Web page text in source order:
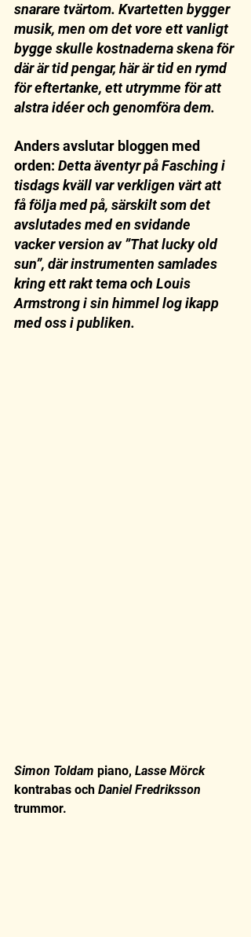
snarare tvärtom. Kvartetten bygger
musik, men om det vore ett vanligt
bygge skulle kostnaderna skena för
där är tid pengar, här är tid en rymd
för eftertanke, ett utrymme för att
alstra idéer och genomföra dem.
Anders avslutar bloggen med
orden: Detta äventyr på Fasching i
tisdags kväll var verkligen värt att
få följa med på, särskilt som det
avslutades med en svidande
vacker version av ”That lucky old
sun”, där instrumenten samlades
kring ett rakt tema och Louis
Armstrong i sin himmel log ikapp
med oss i publiken.
Simon Toldam piano, Lasse Mörck
kontrabas och Daniel Fredriksson
trummor.